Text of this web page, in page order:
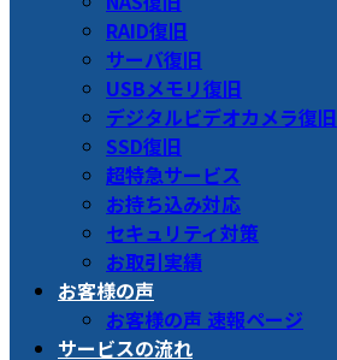
RAID復旧
サーバ復旧
USBメモリ復旧
デジタルビデオカメラ復旧
SSD復旧
超特急サービス
お持ち込み対応
セキュリティ対策
お取引実績
お客様の声
お客様の声 速報ページ
サービスの流れ